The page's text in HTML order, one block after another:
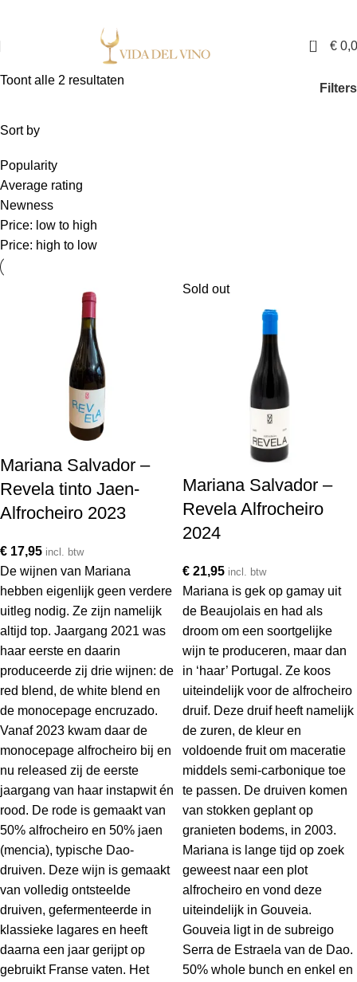
0 €
Toont alle 2 resultaten
Filters
Sort by
Popularity
Average rating
Newness
Price: low to high
Price: high to low
Mariana Salvador –
Revela tinto Jaen-
Alfrocheiro 2023
€ 17,95 incl. btw
De wijnen van Mariana
hebben eigenlijk geen verdere
uitleg nodig. Ze zijn namelijk
altijd top. Jaargang 2021 was
haar eerste en daarin
produceerde zij drie wijnen: de
red blend, de white blend en
de monocepage encruzado.
Vanaf 2023 kwam daar de
monocepage alfrocheiro bij en
nu released zij de eerste
jaargang van haar instapwit én
rood. De rode is gemaakt van
50% alfrocheiro en 50% jaen
(mencia), typische Dao-
druiven. Deze wijn is gemaakt
van volledig ontsteelde
druiven, gefermenteerde in
klassieke lagares en heeft
daarna een jaar gerijpt op
gebruikt Franse vaten. Het
Sold out
Mariana Salvador –
Revela Alfrocheiro
2024
€ 21,95 incl. btw
Mariana is gek op gamay uit
de Beaujolais en had als
droom om een soortgelijke
wijn te produceren, maar dan
in ‘haar’ Portugal. Ze koos
uiteindelijk voor de alfrocheiro
druif. Deze druif heeft namelijk
de zuren, de kleur en
voldoende fruit om maceratie
middels semi-carbonique toe
te passen. De druiven komen
van stokken geplant op
granieten bodems, in 2003.
Mariana is lange tijd op zoek
geweest naar een plot
alfrocheiro en vond deze
uiteindelijk in Gouveia.
Gouveia ligt in de subreigo
Serra de Estraela van de Dao.
50% whole bunch en enkel en